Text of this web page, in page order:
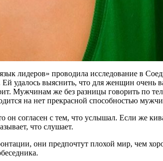
лидеров» проводила исследование в
удалось выяснить, что для женщин очень
Мужчинам же без разницы говорить по
на нет прекрасной способностью
он согласен с тем, что услышал. Если же
что слушает.
они предпочтут плохой мир, чем